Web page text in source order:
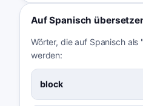
Auf Spanisch
Wörter, die auf Spanisch
werden:
block